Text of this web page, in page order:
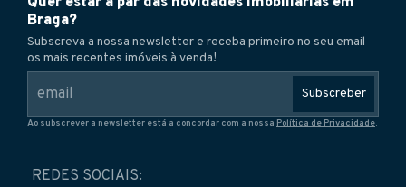
Braga?
Subscreva a nossa newsletter e receba primeiro no seu email
os mais recentes imóveis à venda!
Subscreber
Ao subscrever a newsletter está a concordar com a nossa Política de Privacidade.
REDES SOCIAIS: